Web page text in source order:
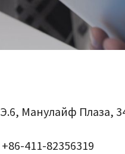
Э.6, Манулайф Плаза,
+86-411-82356319